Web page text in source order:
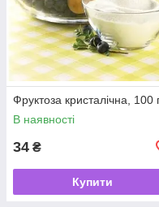
Фруктоза кристалічна, 100
В наявності
34 ₴
Купити